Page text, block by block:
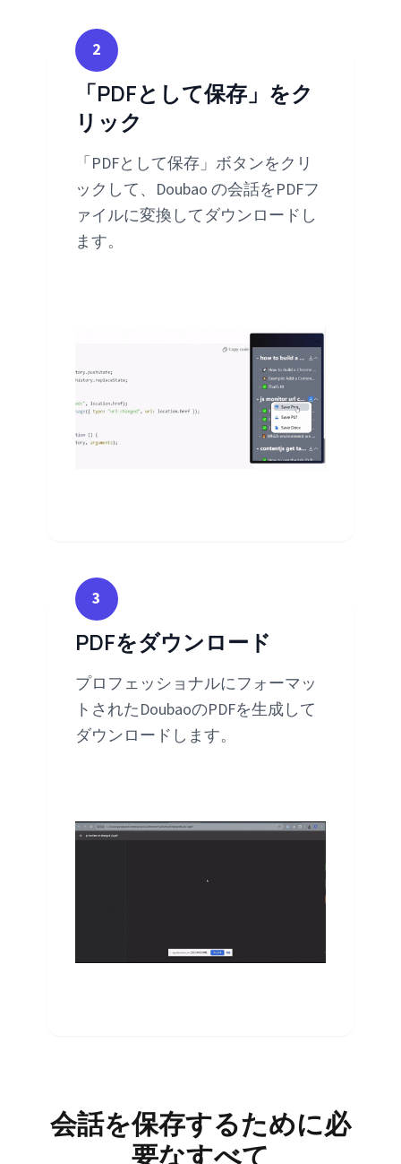
2
「PDFとして保存」をク
リック
「PDFとして保存」ボタンをクリ
ックして、Doubao の会話をPDFフ
ァイルに変換してダウンロードし
ます。
3
PDFをダウンロード
プロフェッショナルにフォーマッ
トされたDoubaoのPDFを生成して
ダウンロードします。
会話を保存するために必
要なすべて